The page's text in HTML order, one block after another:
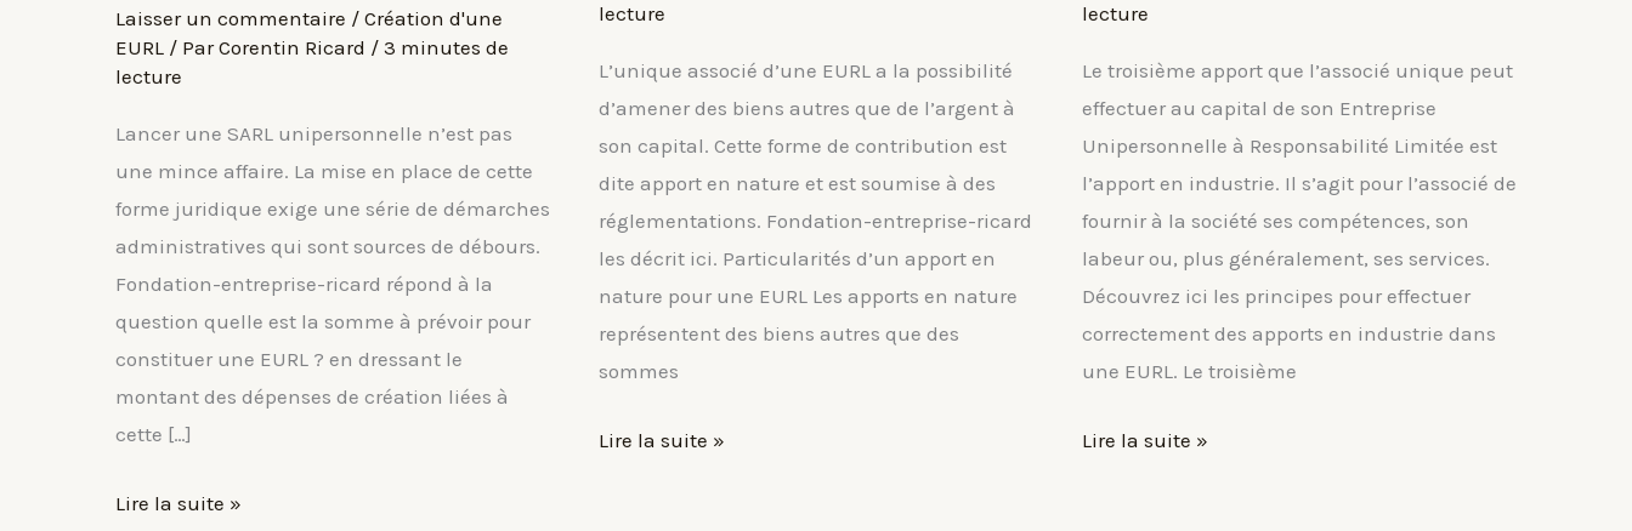
Laisser un commentaire / Création d'une
EURL / ParCorentin Ricard / 3 minutes de
lecture
Lancer une SARL unipersonnelle n’est pas
une mince affaire. La mise en place de cette
forme juridique exige une série de démarches
administratives qui sont sources de débours.
Fondation-entreprise-ricard répond à la
question quelle est la somme à prévoir pour
constituer une EURL ? en dressant le
montant des dépenses de création liées à
cette […]
Combien
Lire la suite »
lecture
L’unique associé d’une EURL a la possibilité
d’amener des biens autres que de l’argent à
son capital. Cette forme de contribution est
dite apport en nature et est soumise à des
réglementations. Fondation-entreprise-ricard
les décrit ici. Particularités d’un apport en
nature pour une EURL Les apports en nature
représentent des biens autres que des
sommes
Les
Lire la suite »
lecture
Le troisième apport que l’associé unique peut
effectuer au capital de son Entreprise
Unipersonnelle à Responsabilité Limitée est
l’apport en industrie. Il s’agit pour l’associé de
fournir à la société ses compétences, son
labeur ou, plus généralement, ses services.
Découvrez ici les principes pour effectuer
correctement des apports en industrie dans
une EURL. Le troisième
Les
Lire la suite »